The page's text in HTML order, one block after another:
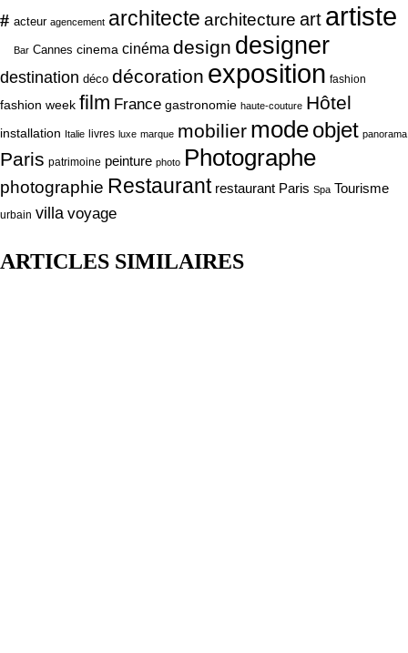
# acteur agencement architecte architecture art artiste
Bar Cannes cinema cinéma design designer
destination déco décoration exposition fashion
fashion week film France gastronomie haute-couture Hôtel
installation Italie livres luxe marque mobilier modeobjet panorama
Paris patrimoine peinture photo Photographe
photographie Restaurant restaurant Paris Spa Tourisme
urbain villa voyage
ARTICLES SIMILAIRES